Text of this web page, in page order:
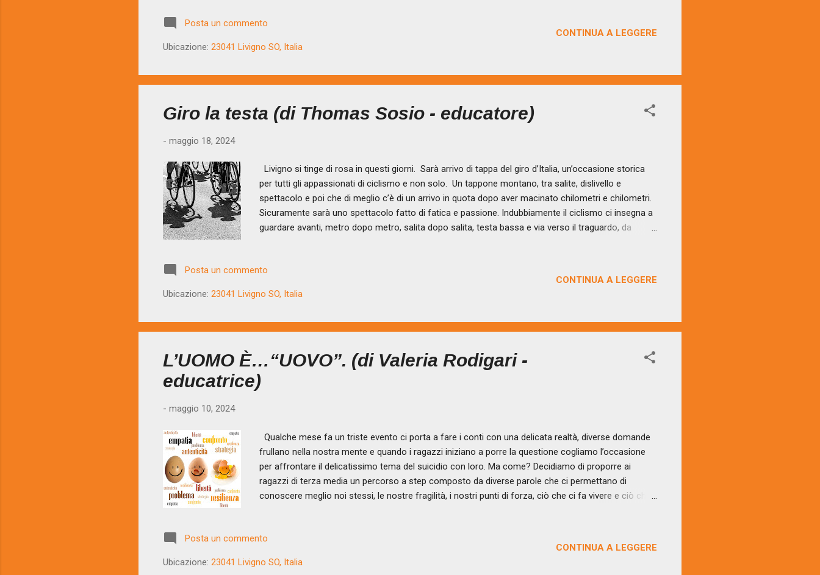
vicenda. Li vedo sconfitti quando le cose proprio non riescono ad entrare in testa e li vedo
illuminarsi per quei piccoli traguardi che riescono a raggiungere, e non posso fare a meno di
dispiacermi o gioire con loro. Ogni bambino ha una particolarità, delle piccole qualità che lo rendono
Posta un commento
Ubicazione: 23041 Livigno SO, Italia
CONTINUA A LEGGERE
Giro la testa (di Thomas Sosio - educatore)
- maggio 18, 2024
Livigno si tinge di rosa in questi giorni. Sarà arrivo di tappa del giro d’Italia, un’occasione storica
per tutti gli appassionati di ciclismo e non solo. Un tappone montano, tra salite, dislivello e
spettacolo e poi che di meglio c’è di un arrivo in quota dopo aver macinato chilometri e chilometri.
Sicuramente sarà uno spettacolo fatto di fatica e passione. Indubbiamente il ciclismo ci insegna a
guardare avanti, metro dopo metro, salita dopo salita, testa bassa e via verso il traguardo, da
avvincente e pieno di spettacolo, fughe, paesaggi e tappe storiche. Tutto questo mi fa paragonare
la grande corsa rosa al viaggio sociale di una comunità, salite discese, vento, sole, neve, pioggia, il
cammino verso il futuro è fatto di tutto ciò, ma è fatto soprattu...
Posta un commento
Ubicazione: 23041 Livigno SO, Italia
CONTINUA A LEGGERE
L’UOMO È…“UOVO”. (di Valeria Rodigari -
educatrice)
- maggio 10, 2024
Qualche mese fa un triste evento ci porta a fare i conti con una delicata realtà, diverse domande
frullano nella nostra mente e quando i ragazzi iniziano a porre la questione cogliamo l’occasione
per affrontare il delicatissimo tema del suicidio con loro. Ma come? Decidiamo di proporre ai
ragazzi di terza media un percorso a step composto da diverse parole che ci permettano di
conoscere meglio noi stessi, le nostre fragilità, i nostri punti di forza, ciò che ci fa vivere e ciò che
dipingere la tela della nostra vita, utilizzando i colori e le diverse sfumature delle nostre emozioni. Il
CONFRONTO che ci permette di esprimerci e di metterci in ascolto, di conoscere, di cercare e
trovare aiuto nell’altro. La RESILIENZA che ci permette di trovare la forza che non sapevamo
Posta un commento
Ubicazione: 23041 Livigno SO, Italia
CONTINUA A LEGGERE